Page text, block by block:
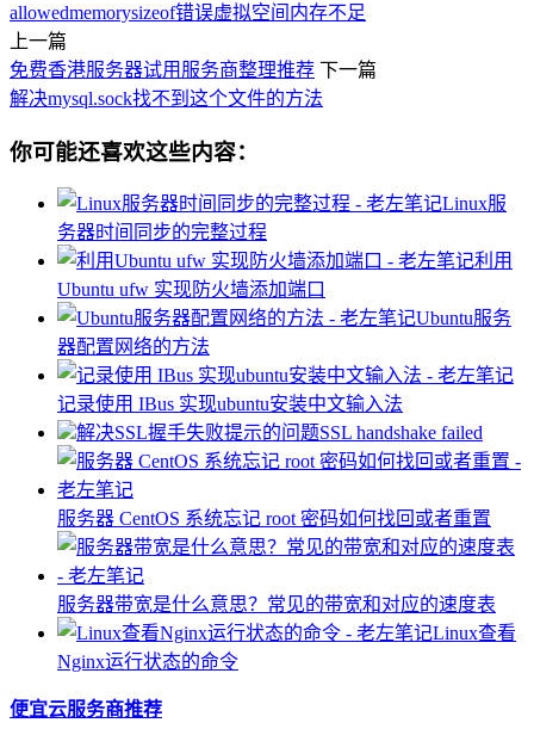
allowedmemorysizeof错误虚拟空间内存不足
上一篇
免费香港服务器试用服务商整理推荐 下一篇
解决mysql.sock找不到这个文件的方法
你可能还喜欢这些内容：
Linux服
务器时间同步的完整过程
利用
Ubuntu ufw 实现防火墙添加端口
Ubuntu服务
器配置网络的方法
记录使用 IBus 实现ubuntu安装中文输入法
解决SSL握手失败提示的问题SSL handshake failed
服务器 ​CentOS 系统忘记 root 密码如何找回或者重置
服务器带宽是什么意思？常见的带宽和对应的速度表
Linux查看
Nginx运行状态的命令
便宜云服务商推荐